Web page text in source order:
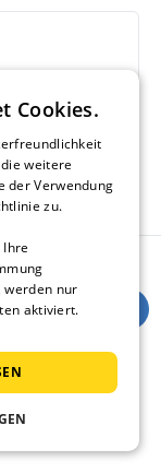
Cookies.
weitere
der Verwendung
zu.
werden nur
aktiviert.